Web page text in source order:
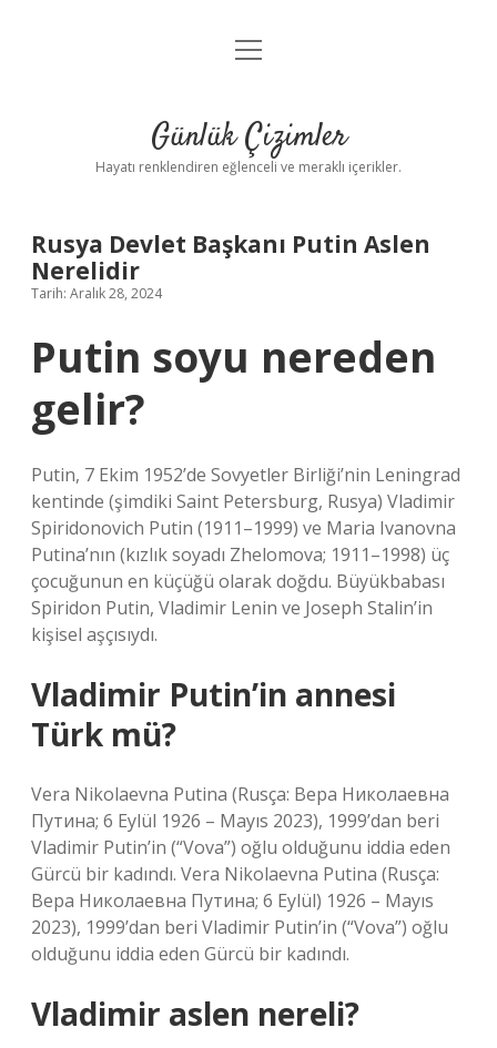
Anasayfa
Yasal Uyarı
menüyü
Günlük Çizimler
Hayatı renklendiren eğlenceli ve meraklı içerikler.
Rusya Devlet Başkanı Putin Aslen
Nerelidir
Tarih: Aralık 28, 2024
Putin soyu nereden
gelir?
Putin, 7 Ekim 1952’de Sovyetler Birliği’nin Leningrad
kentinde (şimdiki Saint Petersburg, Rusya) Vladimir
Spiridonovich Putin (1911–1999) ve Maria Ivanovna
Putina’nın (kızlık soyadı Zhelomova; 1911–1998) üç
çocuğunun en küçüğü olarak doğdu. Büyükbabası
Spiridon Putin, Vladimir Lenin ve Joseph Stalin’in
kişisel aşçısıydı.
Vladimir Putin’in annesi
Türk mü?
Vera Nikolaevna Putina (Rusça: Вера Николаевна
Путина; 6 Eylül 1926 – Mayıs 2023), 1999’dan beri
Vladimir Putin’in (“Vova”) oğlu olduğunu iddia eden
Gürcü bir kadındı. Vera Nikolaevna Putina (Rusça:
Вера Николаевна Путина; 6 Eylül) 1926 – Mayıs
2023), 1999’dan beri Vladimir Putin’in (“Vova”) oğlu
olduğunu iddia eden Gürcü bir kadındı.
Vladimir aslen nereli?